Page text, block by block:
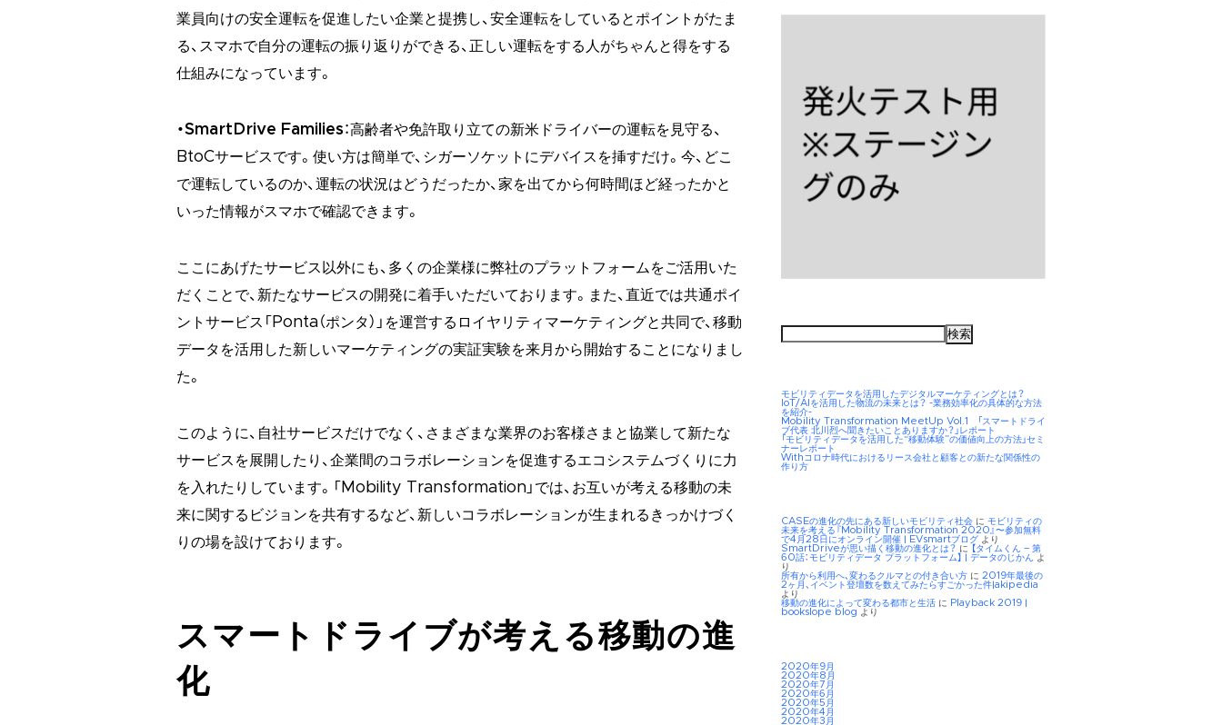
業員向けの安全運転を促進したい企業と提携し、安全運転をしているとポイントがたま
る、スマホで自分の運転の振り返りができる、正しい運転をする人がちゃんと得をする
仕組みになっています。
・SmartDrive Families：高齢者や免許取り立ての新米ドライバーの運転を見守る、
BtoCサービスです。使い方は簡単で、シガーソケットにデバイスを挿すだけ。今、どこ
で運転しているのか、運転の状況はどうだったか、家を出てから何時間ほど経ったかと
いった情報がスマホで確認できます。
ここにあげたサービス以外にも、多くの企業様に弊社のプラットフォームをご活用いた
だくことで、新たなサービスの開発に着手いただいております。また、直近では共通ポイ
ントサービス「Ponta（ポンタ）」を運営するロイヤリティマーケティングと共同で、移動
データを活用した新しいマーケティングの実証実験を来月から開始することになりまし
た。
このように、自社サービスだけでなく、さまざまな業界のお客様さまと協業して新たな
サービスを展開したり、企業間のコラボレーションを促進するエコシステムづくりに力
を入れたりしています。「Mobility Transformation」では、お互いが考える移動の未
来に関するビジョンを共有するなど、新しいコラボレーションが生まれるきっかけづく
りの場を設けております。
スマートドライブが考える移動の進
化
検
モビリティデータを活用したデジタルマーケティングとは？
IoT/AIを活用した物流の未来とは？ -業務効率化の具体的な方法
を紹介-
Mobility Transformation MeetUp Vol.1 「スマートドライ
ブ代表 北川烈へ聞きたいことありますか？」レポート
「モビリティデータを活用した“移動体験”の価値向上の方法」セミ
ナーレポート
Withコロナ時代におけるリース会社と顧客との新たな関係性の
作り方
CASEの進化の先にある新しいモビリティ社会 に モビリティの
未来を考える『Mobility Transformation 2020』〜参加無料
で4月28日にオンライン開催 | EVsmartブログ より
SmartDriveが思い描く移動の進化とは？ に
【タイムくん – 第
60話：モビリティデータ プラットフォーム】 | データのじかん よ
り
所有から利用へ、変わるクルマとの付き合い方 に 2019年最後の
2ヶ月、イベント登壇数を数えてみたらすごかった件|akipedia
より
移動の進化によって変わる都市と生活 に Playback 2019 |
bookslope blog より
2020年9月
2020年8月
2020年7月
2020年6月
2020年5月
2020年4月
2020年3月